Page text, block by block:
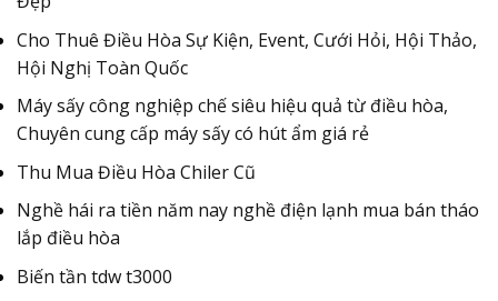
Cho Thuê Điều Hòa Sự Kiện, Event, Cưới Hỏi, Hội Thảo,
Hội Nghị Toàn Quốc
Máy sấy công nghiệp chế siêu hiệu quả từ điều hòa,
Chuyên cung cấp máy sấy có hút ẩm giá rẻ
Thu Mua Điều Hòa Chiler Cũ
Nghề hái ra tiền năm nay nghề điện lạnh mua bán tháo
lắp điều hòa
Biến tần tdw t3000